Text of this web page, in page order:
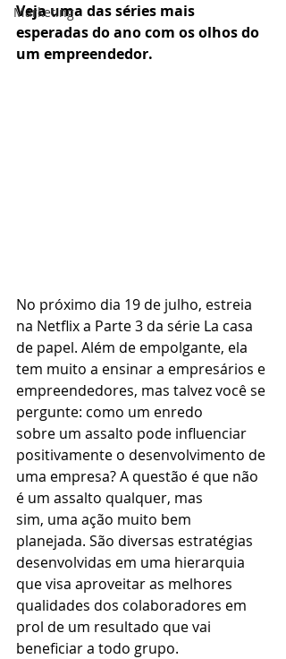
Marketing
Veja uma das séries mais
esperadas do ano com os olhos do
um empreendedor.
No próximo dia 19 de julho, estreia
na Netflix a Parte 3 da série La casa
de papel. Além de empolgante, ela
tem muito a ensinar a empresários e
empreendedores, mas talvez você se
pergunte: como um enredo
sobre um assalto pode influenciar
positivamente o desenvolvimento de
uma empresa? A questão é que não
é um assalto qualquer, mas
sim, uma ação muito bem
planejada. São diversas estratégias
desenvolvidas em uma hierarquia
que visa aproveitar as melhores
qualidades dos colaboradores em
prol de um resultado que vai
beneficiar a todo grupo.